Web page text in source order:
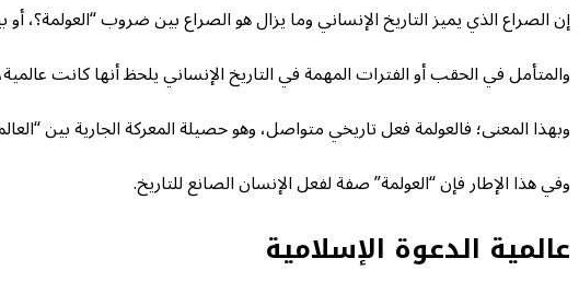
إن الصراع الذي يميز التاريخ الإنساني وما يزال هو الصراع بين ضروب “العولمة؟،
والمتأمل في الحقب أو الفترات المهمة في التاريخ الإنساني يلحظ أنها كانت
وبهذا المعنى؛ فالعولمة فعل تاريخي متواصل، وهو حصيلة المعركة الجارية بين
وفي هذا الإطار فإن “العولمة” صفة لفعل الإنسان الصانع للتاريخ.
عالمية الدعوة الإسلامية